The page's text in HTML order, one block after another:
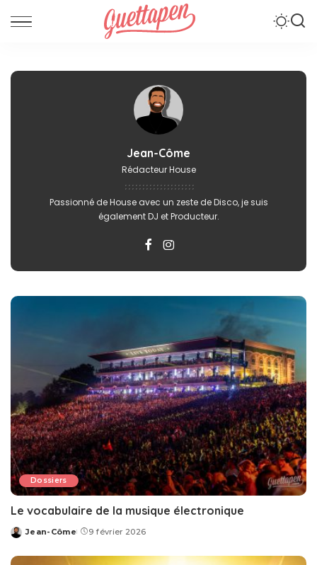
Jean-Côme
Rédacteur House
Passionné de House avec un zeste de Disco, je suis
également DJ et Producteur.
Dossiers
Le vocabulaire de la musique électronique
Posted
Jean-Côme 9 février 2026